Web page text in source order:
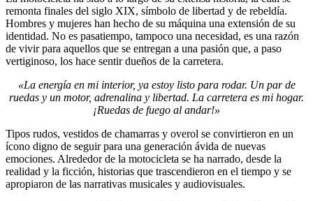
remonta finales del siglo XIX, símbolo de libertad y de rebeldía.
Hombres y mujeres han hecho de su máquina una extensión de su
identidad. No es pasatiempo, tampoco una necesidad, es una razón
de vivir para aquellos que se entregan a una pasión que, a paso
vertiginoso, los hace sentir dueños de la carretera.
«La energía en mi interior, ya estoy listo para rodar. Un par de
ruedas y un motor, adrenalina y libertad. La carretera es mi hogar.
¡Ruedas de fuego al andar!»
Tipos rudos, vestidos de chamarras y overol se convirtieron en un
ícono digno de seguir para una generación ávida de nuevas
emociones. Alrededor de la motocicleta se ha narrado, desde la
realidad y la ficción, historias que trascendieron en el tiempo y se
apropiaron de las narrativas musicales y audiovisuales.